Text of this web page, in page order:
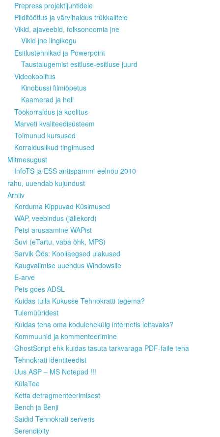
Prepress projektijuhtidele
Pilditöötlus ja värvihaldus trükkalitele
Vikid, ajaveebid, folksonoomia jne
Vikid jne lingikogu
Esitlustehnikad ja Powerpoint
Taustalugemist esitluse-esitluse juurd
Videokoolitus
Kinobussi filmiõpetus
Kaamerad ja heli
Töökorraldus ja koolitus
Marveti kvaliteedisüsteem
Toimunud kursused
Korralduslikud tingimused
Mitmesugust
InfoTS ja ESS antispämmi-eelnõu 2010
rahu, uuendab kujundust
Arhiiv
Korduma Kippuvad Küsimused
WAP, veebindus (jällekord)
Petsi arusaamine WAPist
Suvi (eTartu, vaba õhk, MPS)
Sarvik Öös: Kooliaegsed ulakused
Kaugvalimise uuendus Windowsile
E-arve
Pets goes ADSL
Kuidas tulla Kukusse Tehnokratti tegema?
Tulemüüridest
Kuidas teha oma kodulehekülg internetis leitavaks?
Kommuunid ja kommenteerimine
GhostScript ehk kuidas tasuta tarkvaraga PDF-faile teha
Tehnokrati identiteedist
Uus ASP – MS Notepad !!!
KülaTee
Ketta defragmenteerimisest
Bench ja Benji
Saidid Tehnokrati serveris
Serendipity